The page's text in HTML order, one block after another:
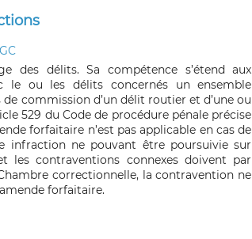
des délits. Sa compétence s’étend aux
le ou les délits concernés un ensemble
de commission d’un délit routier et d’une ou
529 du Code de procédure pénale précise
forfaitaire n’est pas applicable en cas de
infraction ne pouvant être poursuivie sur
les contraventions connexes doivent par
correctionnelle, la contravention ne
forfaitaire.